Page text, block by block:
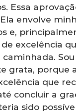
Essa
envolve
e,
excelência
caminhada.
grata, porque
que
concluir a
sido